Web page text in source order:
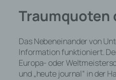
Traumquoten
Das Nebeneinander von
Information funktioniert.
Europa- oder
und „heute journal“ in der